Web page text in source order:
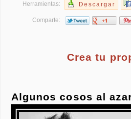
Herramientas: Descargar
Comparte:
Crea tu
Algunos cosos al